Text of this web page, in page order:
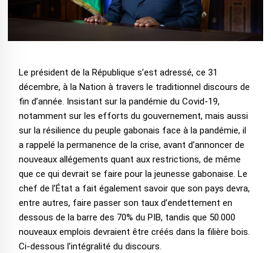
Le président de la République s’est adressé, ce 31
décembre, à la Nation à travers le traditionnel discours de
fin d’année. Insistant sur la pandémie du Covid-19,
notamment sur les efforts du gouvernement, mais aussi
sur la résilience du peuple gabonais face à la pandémie, il
a rappelé la permanence de la crise, avant d’annoncer de
nouveaux allégements quant aux restrictions, de même
que ce qui devrait se faire pour la jeunesse gabonaise. Le
chef de l’État a fait également savoir que son pays devra,
entre autres, faire passer son taux d’endettement en
dessous de la barre des 70% du PIB, tandis que 50.000
nouveaux emplois devraient être créés dans la filière bois.
Ci-dessous l’intégralité du discours.